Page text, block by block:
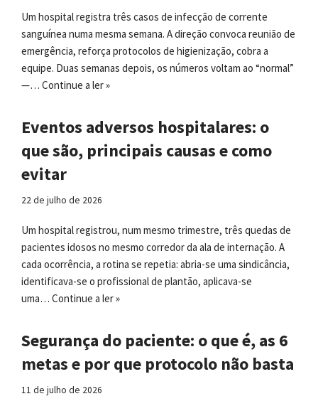
Um hospital registra três casos de infecção de corrente
sanguínea numa mesma semana. A direção convoca reunião de
emergência, reforça protocolos de higienização, cobra a
equipe. Duas semanas depois, os números voltam ao “normal”
—… Continue a ler »
Eventos adversos hospitalares: o
que são, principais causas e como
evitar
22 de julho de 2026
Um hospital registrou, num mesmo trimestre, três quedas de
pacientes idosos no mesmo corredor da ala de internação. A
cada ocorrência, a rotina se repetia: abria-se uma sindicância,
identificava-se o profissional de plantão, aplicava-se
uma… Continue a ler »
Segurança do paciente: o que é, as 6
metas e por que protocolo não basta
11 de julho de 2026